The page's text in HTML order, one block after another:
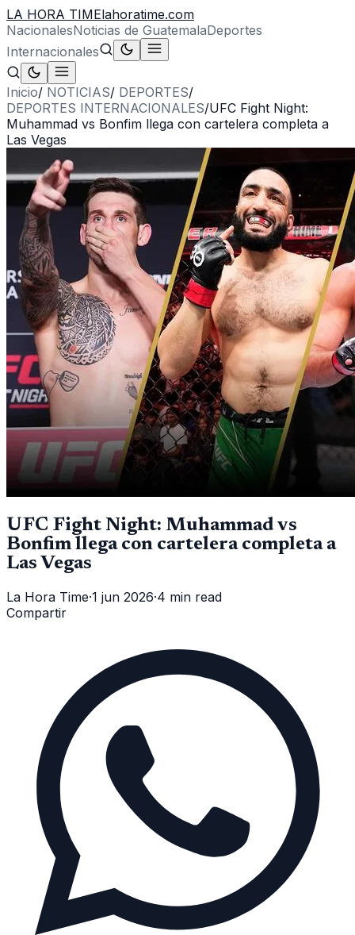
LA HORA TIMElahoratime.com
NacionalesNoticias de GuatemalaDeportes
Internacionales
Inicio/ NOTICIAS/ DEPORTES/
DEPORTES INTERNACIONALES/UFC Fight Night:
Muhammad vs Bonfim llega con cartelera completa a
Las Vegas
UFC Fight Night: Muhammad vs
Bonfim llega con cartelera completa a
Las Vegas
La Hora Time·1 jun 2026·4 min read
Compartir